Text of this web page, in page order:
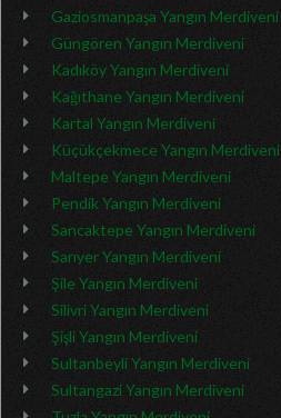
Gaziosmanpaşa Yangın Merdiveni
Güngören Yangın Merdiveni
Kadıköy Yangın Merdiveni
Kağıthane Yangın Merdiveni
Kartal Yangın Merdiveni
Küçükçekmece Yangın Merdiveni
Maltepe Yangın Merdiveni
Pendik Yangın Merdiveni
Sancaktepe Yangın Merdiveni
Sarıyer Yangın Merdiveni
Şile Yangın Merdiveni
Silivri Yangın Merdiveni
Şişli Yangın Merdiveni
Sultanbeyli Yangın Merdiveni
Sultangazi Yangın Merdiveni